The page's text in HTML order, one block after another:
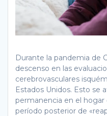
Durante la pandemia de
descenso en las
cerebrovasculares
Estados Unidos. Esto se
permanencia en el hogar
período posterior de